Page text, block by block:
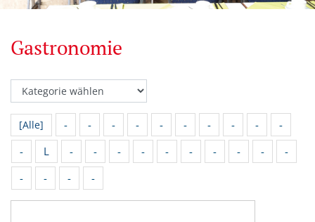
Gastronomie
[Alle] - - - - - - - - -
-
-
L - - - - - - - - -
-
-
- - -